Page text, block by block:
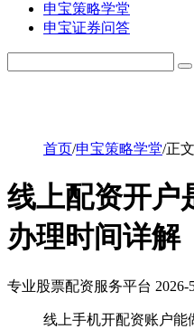
申宝策略学堂
申宝证券问答
首页/申宝策略学堂/正文
线上配资开户
办理时间详解
专业股票配资服务平台 2026-
线上手机开配资账户能